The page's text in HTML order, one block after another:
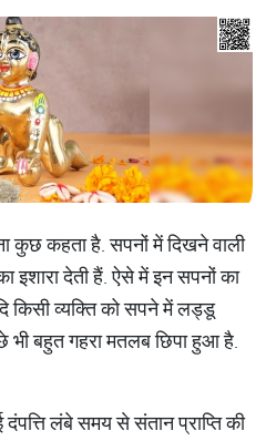
कुछ कहता है. सपनों में दिखने वाली
देती हैं. ऐसे में इन सपनों का
किसी व्यक्ति को सपने में लड्डू
भी बहुत गहरा मतलब छिपा हुआ है.
लंबे समय से संतान प्राप्ति की